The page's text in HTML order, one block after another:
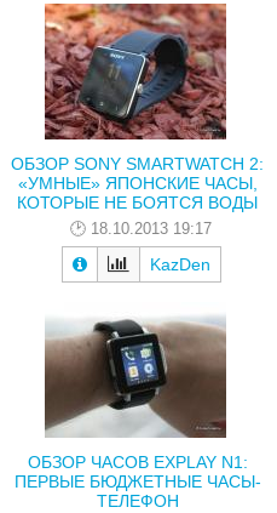
ОБЗОР SONY SMARTWATCH 2:
«УМНЫЕ» ЯПОНСКИЕ ЧАСЫ,
КОТОРЫЕ НЕ БОЯТСЯ ВОДЫ
18.10.2013 19:17
KazDen
ОБЗОР ЧАСОВ EXPLAY N1:
ПЕРВЫЕ БЮДЖЕТНЫЕ ЧАСЫ-
ТЕЛЕФОН